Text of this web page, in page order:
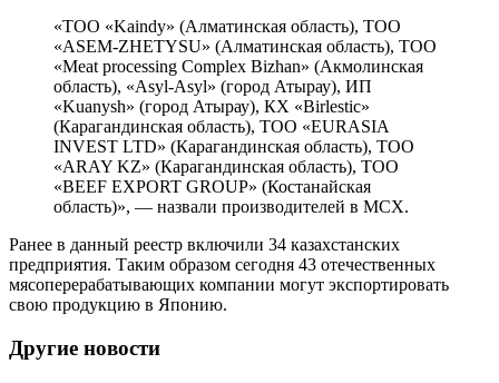
«ТОО «Kaindy» (Алматинская область), ТОО
«ASEM-ZHETYSU» (Алматинская область), ТОО
«Meat processing Complex Bizhan» (Акмолинская
область), «Asyl-Asyl» (город Атырау), ИП
«Kuanysh» (город Атырау), КХ «Birlestic»
(Карагандинская область), ТОО «EURASIA
INVEST LTD» (Карагандинская область), ТОО
«ARAY KZ» (Карагандинская область), ТОО
«BEEF EXPORT GROUP» (Костанайская
область)», — назвали производителей в МСХ.
Ранее в данный реестр включили 34 казахстанских
предприятия. Таким образом сегодня 43 отечественных
мясоперерабатывающих компании могут экспортировать
свою продукцию в Японию.
Другие новости